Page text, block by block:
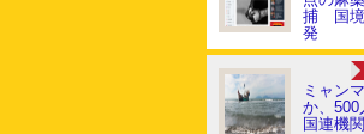
捕 国境
発
ミャン
か、
国連機